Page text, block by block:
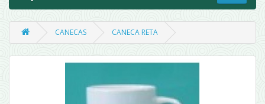
CANECAS CANECA RETA